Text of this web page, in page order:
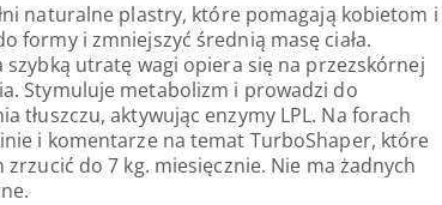
naturalne plastry, które pomagają kobietom i
formy i zmniejszyć średnią masę ciała.
szybką utratę wagi opiera się na przezskórnej
Stymuluje metabolizm i prowadzi do
tłuszczu, aktywując enzymy LPL. Na forach
i komentarze na temat TurboShaper, które
zrzucić do 7 kg. miesięcznie. Nie ma żadnych